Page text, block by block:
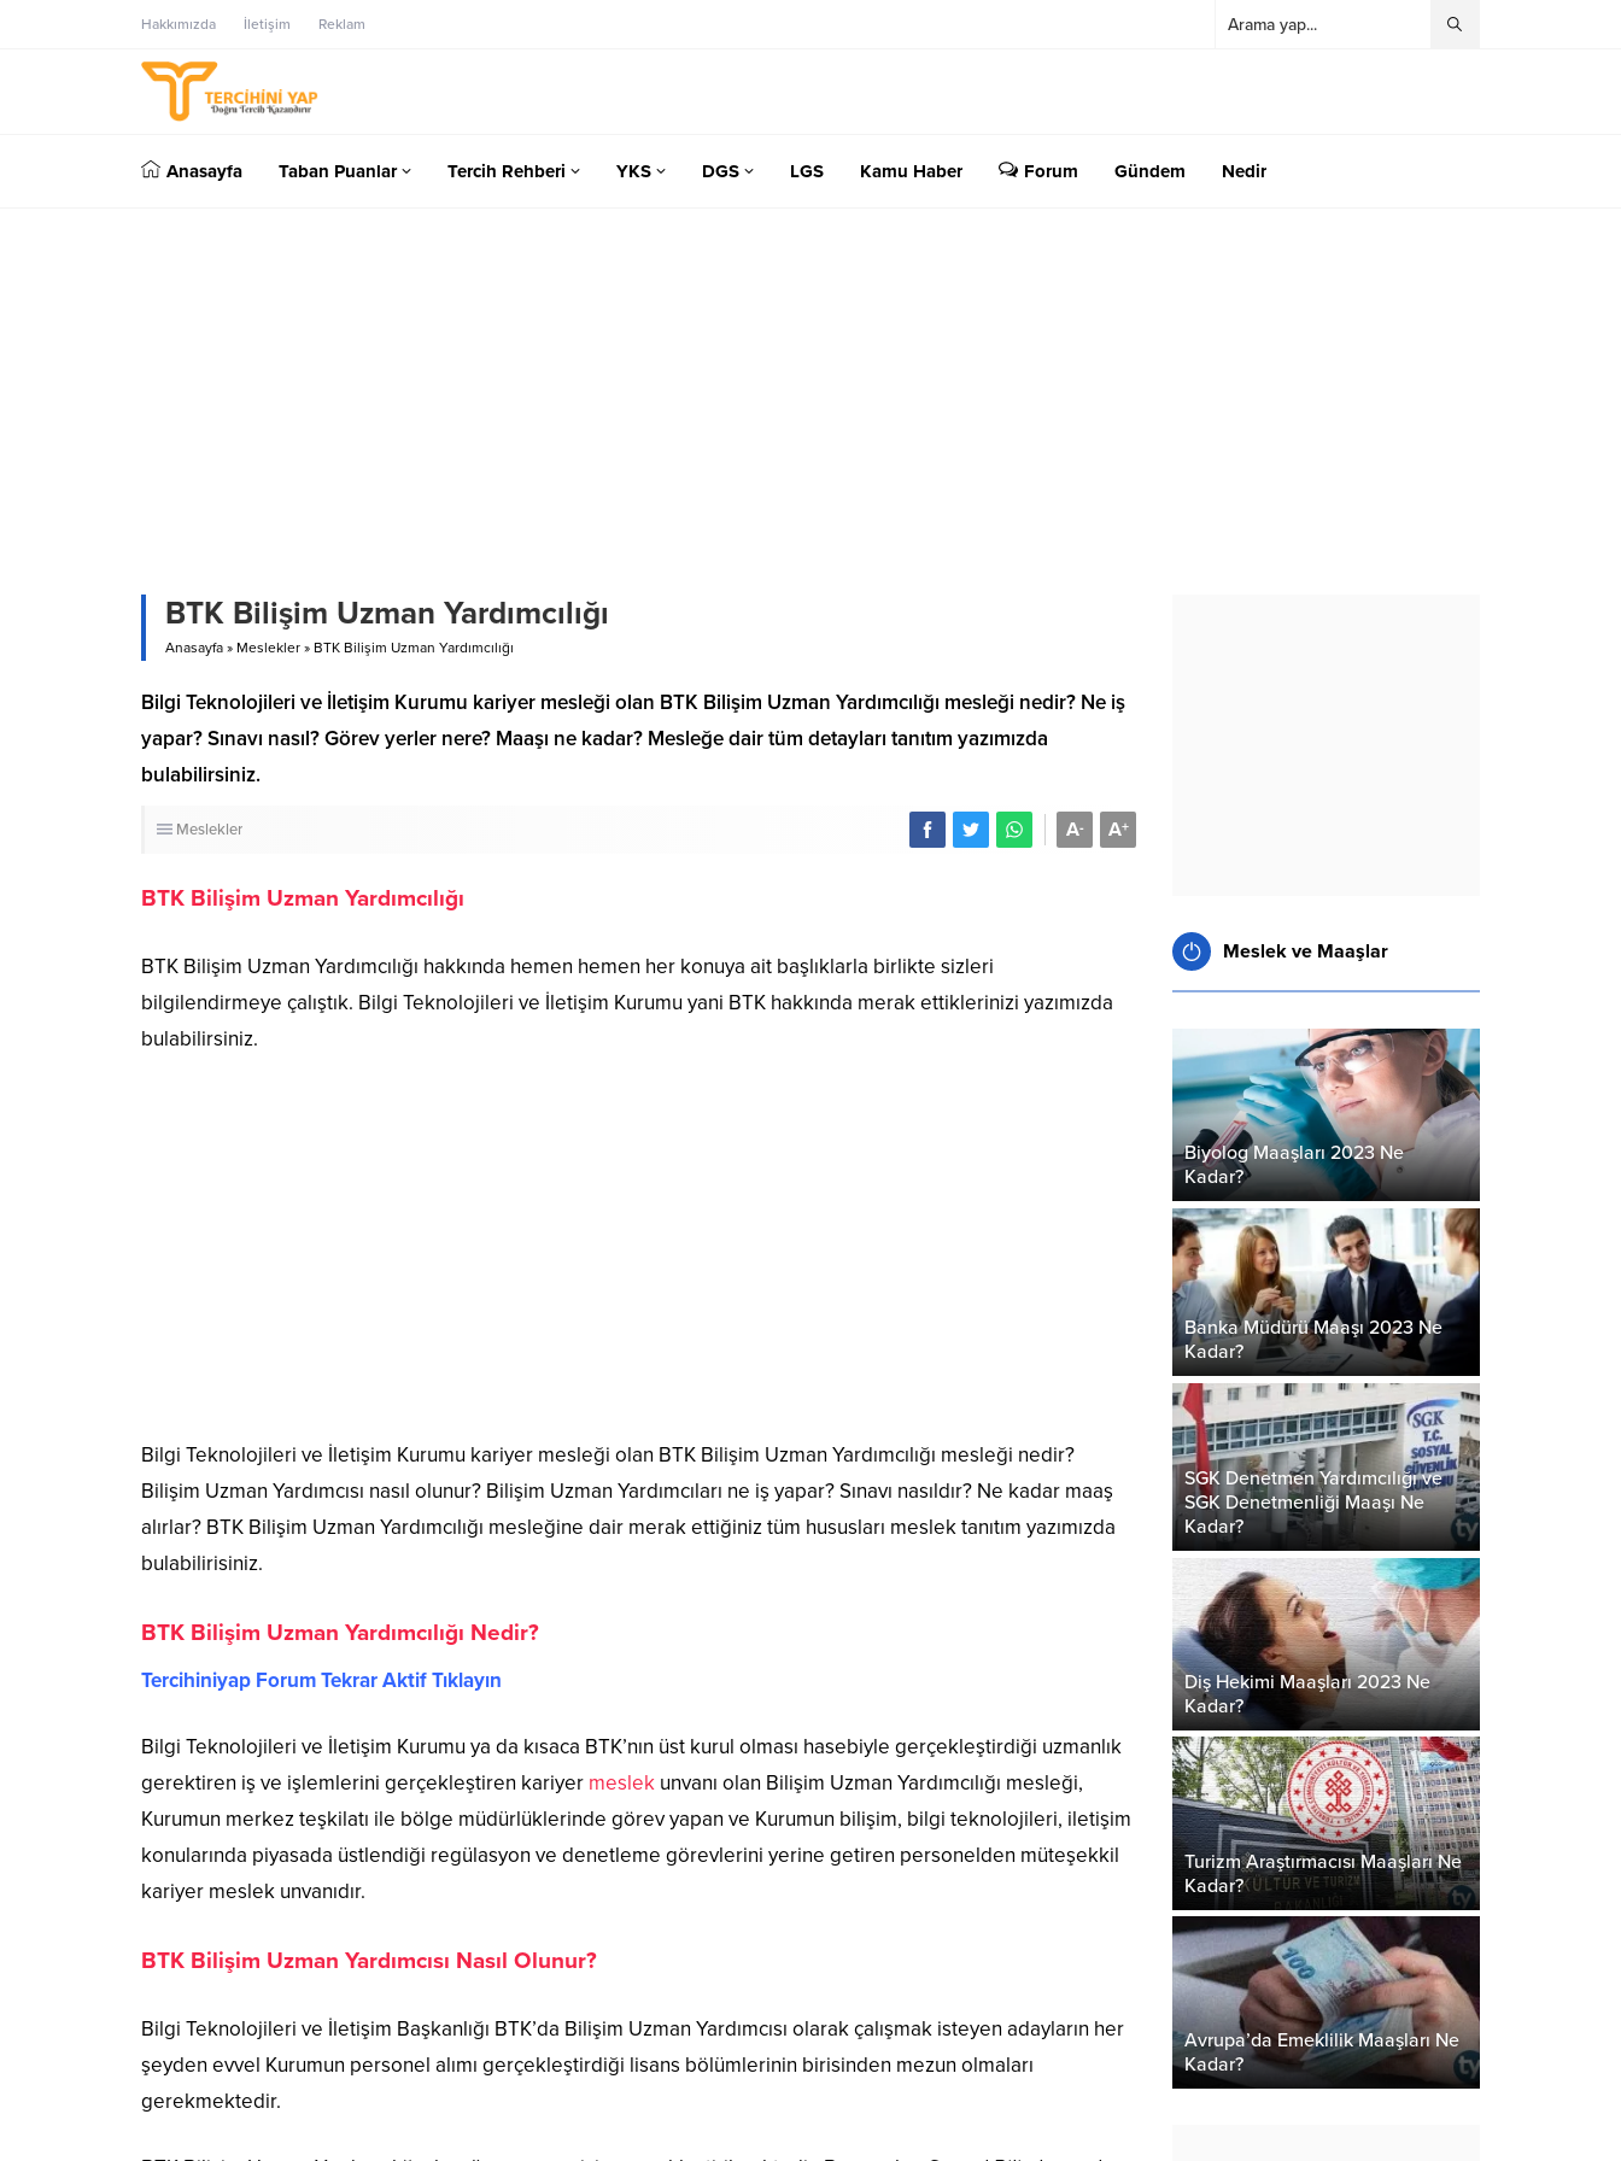
Hakkımızda İletişim Reklam
Anasayfa Taban Puanlar Tercih Rehberi YKS DGS LGS Kamu Haber Forum Gündem Nedir
BTK Bilişim Uzman Yardımcılığı
Anasayfa » Meslekler » BTK Bilişim Uzman Yardımcılığı
Bilgi Teknolojileri ve İletişim Kurumu kariyer mesleği olan BTK Bilişim Uzman Yardımcılığı mesleği nedir? Ne iş
yapar? Sınavı nasıl? Görev yerler nere? Maaşı ne kadar? Mesleğe dair tüm detayları tanıtım yazımızda
bulabilirsiniz.
Meslekler A+
A-
BTK Bilişim Uzman Yardımcılığı
BTK Bilişim Uzman Yardımcılığı hakkında hemen hemen her konuya ait başlıklarla birlikte sizleri
bilgilendirmeye çalıştık. Bilgi Teknolojileri ve İletişim Kurumu yani BTK hakkında merak ettiklerinizi yazımızda
bulabilirsiniz.
Bilgi Teknolojileri ve İletişim Kurumu kariyer mesleği olan BTK Bilişim Uzman Yardımcılığı mesleği nedir?
Bilişim Uzman Yardımcısı nasıl olunur? Bilişim Uzman Yardımcıları ne iş yapar? Sınavı nasıldır? Ne kadar maaş
alırlar? BTK Bilişim Uzman Yardımcılığı mesleğine dair merak ettiğiniz tüm hususları meslek tanıtım yazımızda
bulabilirisiniz.
BTK Bilişim Uzman Yardımcılığı Nedir?
Tercihiniyap Forum Tekrar Aktif Tıklayın
Bilgi Teknolojileri ve İletişim Kurumu ya da kısaca BTK’nın üst kurul olması hasebiyle gerçekleştirdiği uzmanlık
gerektiren iş ve işlemlerini gerçekleştiren kariyer meslek unvanı olan Bilişim Uzman Yardımcılığı mesleği,
Kurumun merkez teşkilatı ile bölge müdürlüklerinde görev yapan ve Kurumun bilişim, bilgi teknolojileri, iletişim
konularında piyasada üstlendiği regülasyon ve denetleme görevlerini yerine getiren personelden müteşekkil
kariyer meslek unvanıdır.
BTK Bilişim Uzman Yardımcısı Nasıl Olunur?
Bilgi Teknolojileri ve İletişim Başkanlığı BTK’da Bilişim Uzman Yardımcısı olarak çalışmak isteyen adayların her
şeyden evvel Kurumun personel alımı gerçekleştirdiği lisans bölümlerinin birisinden mezun olmaları
gerekmektedir.
Meslek ve Maaşlar
Biyolog Maaşları 2023 Ne
Kadar?
Banka Müdürü Maaşı 2023 Ne
Kadar?
SGK Denetmen Yardımcılığı ve
SGK Denetmenliği Maaşı Ne
Kadar?
Diş Hekimi Maaşları 2023 Ne
Kadar?
Turizm Araştırmacısı Maaşları Ne
Kadar?
Avrupa’da Emeklilik Maaşları Ne
Kadar?